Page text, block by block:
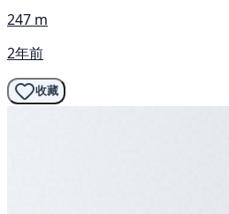
247 m
2年前
收藏